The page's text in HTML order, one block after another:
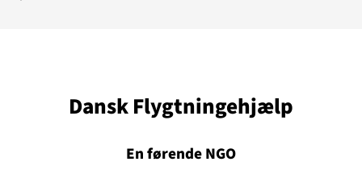
MINERYDNING
KLIMA BØRN
Dansk Flygtningehjælp
En førende NGO